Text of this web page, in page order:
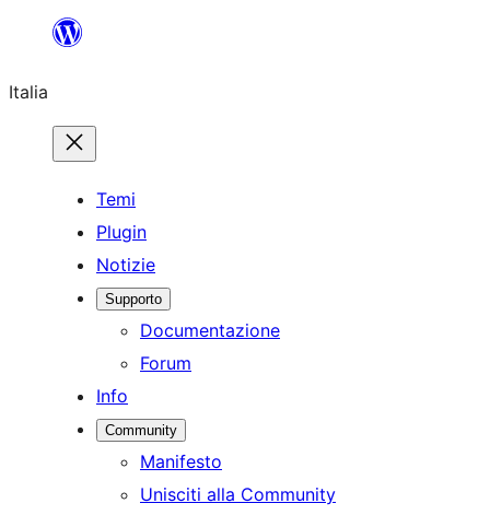
contenuto
Italia
Temi
Plugin
Notizie
Supporto
Documentazione
Forum
Info
Community
Manifesto
Unisciti alla Community